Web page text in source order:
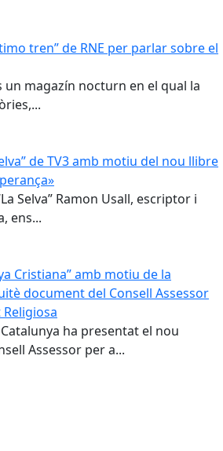
tren” de RNE per parlar sobre el
un magazín nocturn en el qual la
de TV3 amb motiu del nou llibre
Selva” Ramon Usall, escriptor i
ens...
Cristiana” amb motiu de la
document del Consell Assessor
ha presentat el nou
Assessor per a...